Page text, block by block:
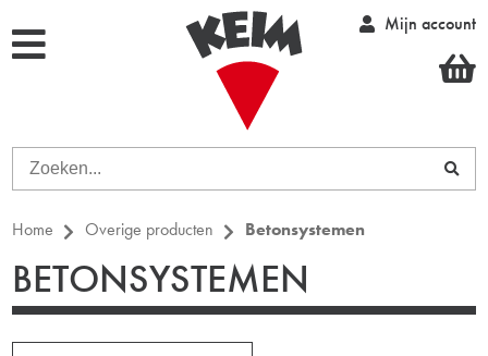
Mijn account
Home Overige producten Betonsystemen
BETONSYSTEMEN